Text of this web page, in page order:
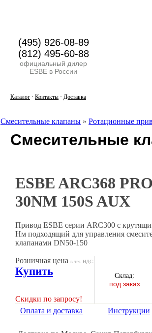
(495) 926-08-89
(812) 495-60-88
официальный дилер
ESBE в России
Каталог · Контакты · Доставка
Смесительные клапаны » Ротационные
Смесительные
ESBE ARC368
30NM 150S AUX
Привод ESBE серии ARC300 с
Нм подходящий для управления
клапанами DN50-150
Розничная цена в т.ч. НДС:
Купить
Скидки по запросу!
Склад:
под заказ
Оплата и доставка Инструкции